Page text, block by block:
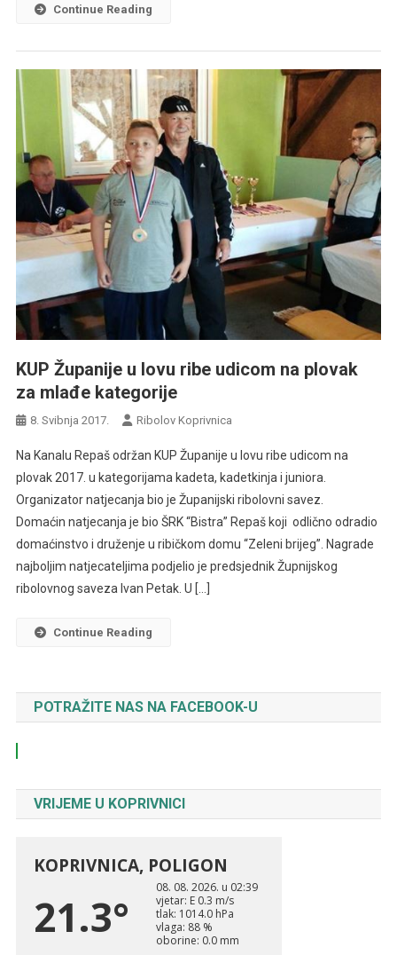
Continue Reading
KUP Županije u lovu ribe udicom na plovak
za mlađe kategorije
8. Svibnja 2017. Ribolov Koprivnica
Na Kanalu Repaš održan KUP Županije u lovu ribe udicom na
plovak 2017. u kategorijama kadeta, kadetkinja i juniora.
Organizator natjecanja bio je Županijski ribolovni savez.
Domaćin natjecanja je bio ŠRK “Bistra” Repaš koji odlično odradio
domaćinstvo i druženje u ribičkom domu “Zeleni brijeg”. Nagrade
najboljim natjecateljima podjelio je predsjednik Župnijskog
ribolovnog saveza Ivan Petak. U […]
Continue Reading
POTRAŽITE NAS NA FACEBOOK-U
VRIJEME U KOPRIVNICI